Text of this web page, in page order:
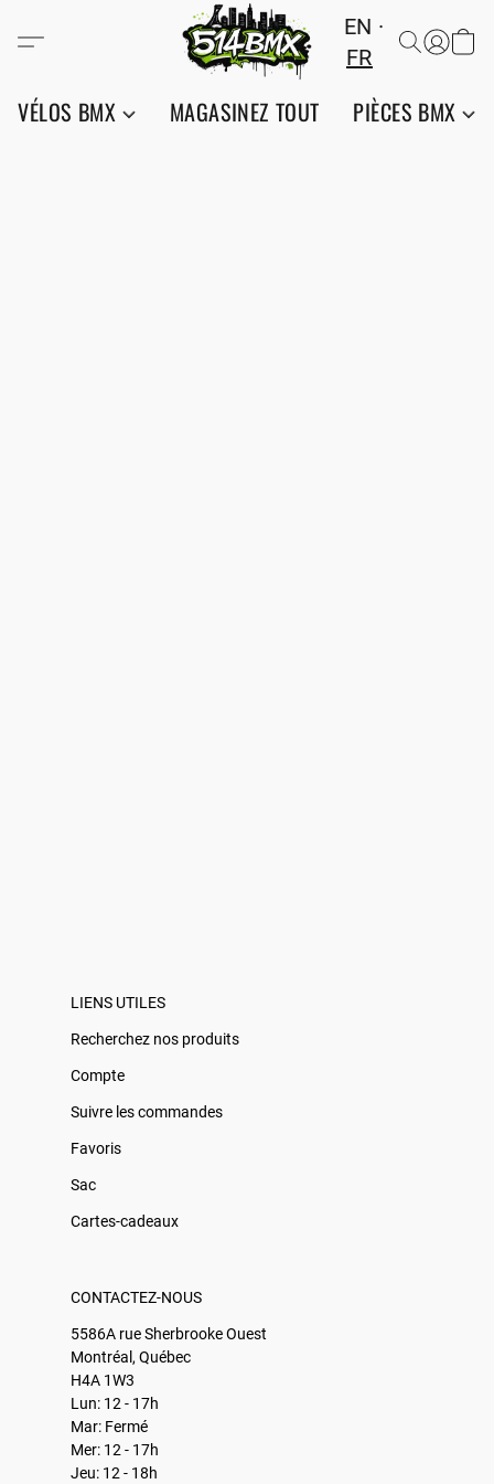
EN
FR
VÉLOS BMX MAGASINEZ TOUT PIÈCES BMX
LIENS UTILES
Recherchez nos produits
Compte
Suivre les commandes
Favoris
Sac
Cartes-cadeaux
CONTACTEZ-NOUS
5586A rue Sherbrooke Ouest
Montréal, Québec
H4A 1W3
Lun: 12 - 17h
Mar: Fermé
Mer: 12 - 17h
Jeu: 12 - 18h